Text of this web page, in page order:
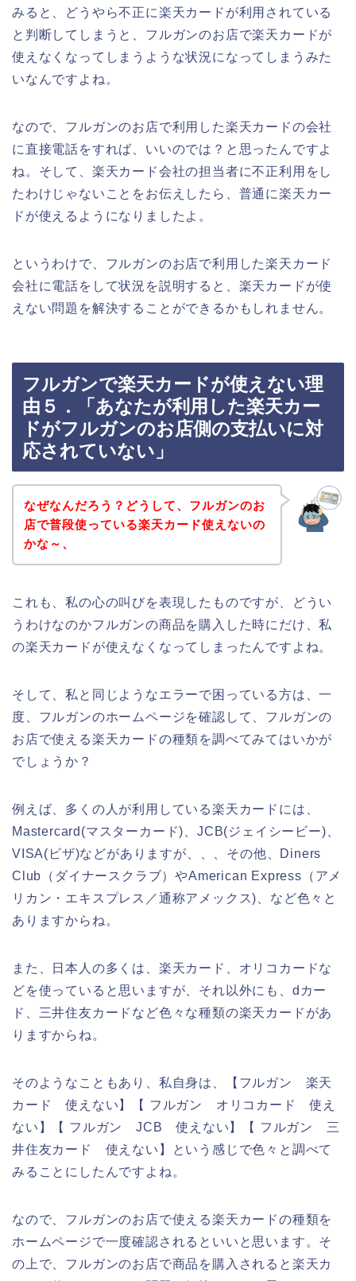
みると、どうやら不正に楽天カードが利用されている
と判断してしまうと、フルガンのお店で楽天カードが
使えなくなってしまうような状況になってしまうみた
いなんですよね。
なので、フルガンのお店で利用した楽天カードの会社
に直接電話をすれば、いいのでは？と思ったんですよ
ね。そして、楽天カード会社の担当者に不正利用をし
たわけじゃないことをお伝えしたら、普通に楽天カー
ドが使えるようになりましたよ。
というわけで、フルガンのお店で利用した楽天カード
会社に電話をして状況を説明すると、楽天カードが使
えない問題を解決することができるかもしれません。
フルガンで楽天カードが使えない理
由５．「あなたが利用した楽天カー
ドがフルガンのお店側の支払いに対
応されていない」
なぜなんだろう？どうして、フルガンのお
店で普段使っている楽天カード使えないの
かな～、
これも、私の心の叫びを表現したものですが、どうい
うわけなのかフルガンの商品を購入した時にだけ、私
の楽天カードが使えなくなってしまったんですよね。
そして、私と同じようなエラーで困っている方は、一
度、フルガンのホームページを確認して、フルガンの
お店で使える楽天カードの種類を調べてみてはいかが
でしょうか？
例えば、多くの人が利用している楽天カードには、
Mastercard(マスターカード)、JCB(ジェイシービー)、
VISA(ビザ)などがありますが、、、その他、Diners
Club（ダイナースクラブ）やAmerican Express（アメ
リカン・エキスプレス／通称アメックス)、など色々と
ありますからね。
また、日本人の多くは、楽天カード、オリコカードな
どを使っていると思いますが、それ以外にも、dカー
ド、三井住友カードなど色々な種類の楽天カードがあ
りますからね。
そのようなこともあり、私自身は、【フルガン 楽天
カード 使えない】【 フルガン オリコカード 使え
ない】【 フルガン JCB 使えない】【 フルガン 三
井住友カード 使えない】という感じで色々と調べて
みることにしたんですよね。
なので、フルガンのお店で使える楽天カードの種類を
ホームページで一度確認されるといいと思います。そ
の上で、フルガンのお店で商品を購入されると楽天カ